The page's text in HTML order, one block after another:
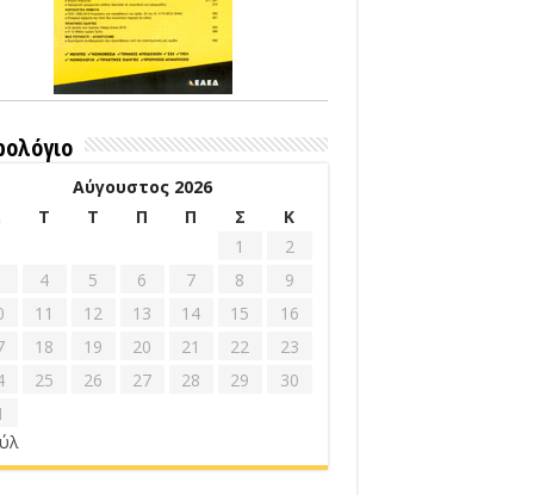
Αύγουστος 2026
Τ Τ Π Π Σ
Κ
1
2
4 5 6 7 8
9
11 12 13 14 15
16
18 19 20 21 22
23
25 26 27 28 29
30